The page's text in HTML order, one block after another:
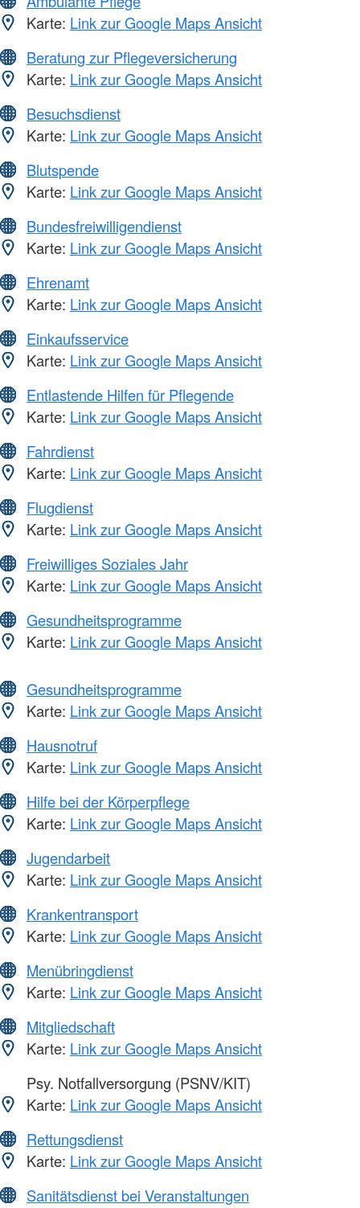
Karte: Link zur Google Maps Ansicht
Beratung zur Pflegeversicherung
Karte: Link zur Google Maps Ansicht
Besuchsdienst
Karte: Link zur Google Maps Ansicht
Blutspende
Karte: Link zur Google Maps Ansicht
Bundesfreiwilligendienst
Karte: Link zur Google Maps Ansicht
Ehrenamt
Karte: Link zur Google Maps Ansicht
Einkaufsservice
Karte: Link zur Google Maps Ansicht
Entlastende Hilfen für Pflegende
Karte: Link zur Google Maps Ansicht
Fahrdienst
Karte: Link zur Google Maps Ansicht
Flugdienst
Karte: Link zur Google Maps Ansicht
Freiwilliges Soziales Jahr
Karte: Link zur Google Maps Ansicht
Gesundheitsprogramme
Karte: Link zur Google Maps Ansicht
Gesundheitsprogramme
Karte: Link zur Google Maps Ansicht
Hausnotruf
Karte: Link zur Google Maps Ansicht
Hilfe bei der Körperpflege
Karte: Link zur Google Maps Ansicht
Jugendarbeit
Karte: Link zur Google Maps Ansicht
Krankentransport
Karte: Link zur Google Maps Ansicht
Menübringdienst
Karte: Link zur Google Maps Ansicht
Mitgliedschaft
Karte: Link zur Google Maps Ansicht
Psy. Notfallversorgung (PSNV/KIT)
Karte: Link zur Google Maps Ansicht
Rettungsdienst
Karte: Link zur Google Maps Ansicht
Sanitätsdienst bei Veranstaltungen